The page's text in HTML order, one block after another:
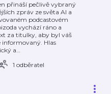
přináší pečlivě vybraný
zpráv ze světa AI a
podcastovém
vychází ráno a
za titulky, aby byl váš
informovaný. Hlas
a…
1 odběratel